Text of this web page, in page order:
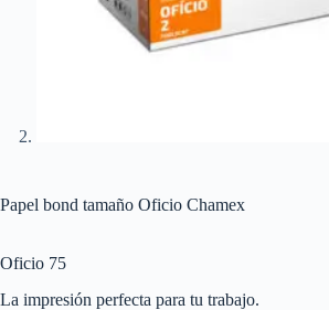
Papel bond tamaño Oficio Chamex
Oficio 75
La impresión perfecta para tu trabajo.